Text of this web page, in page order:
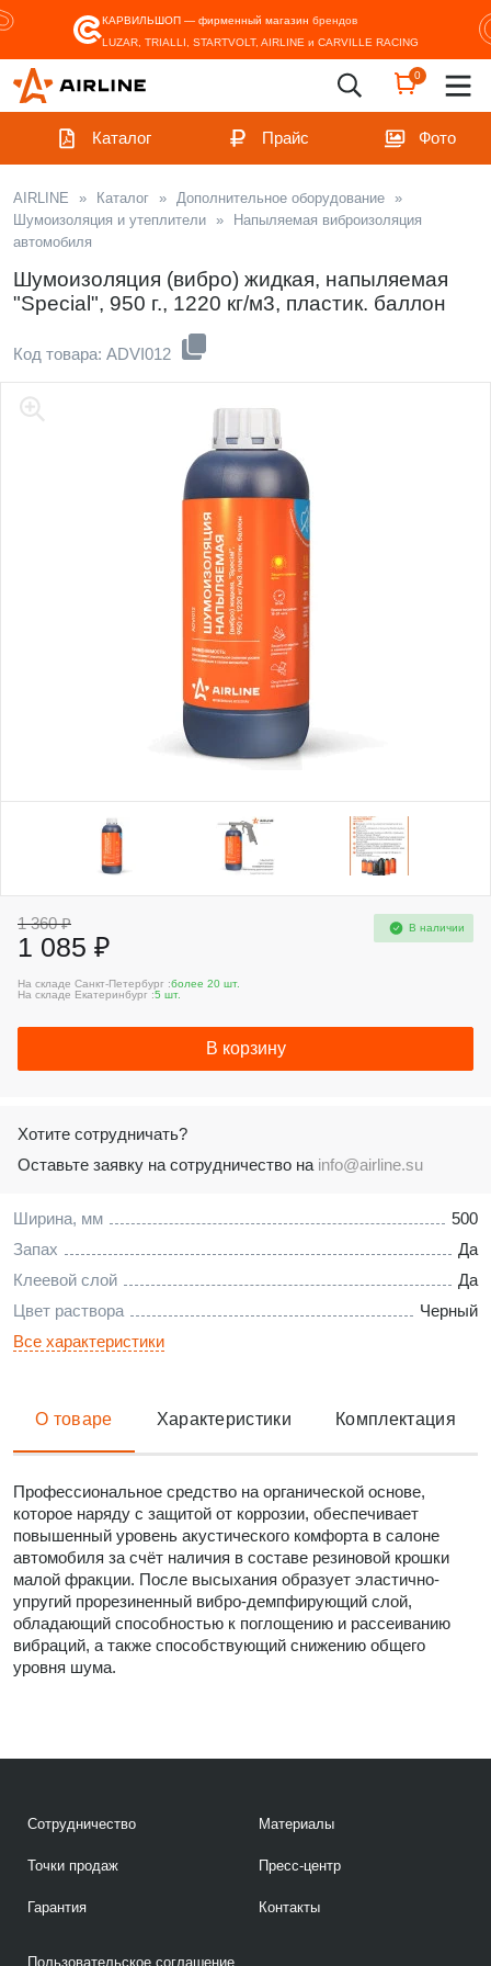
КАРВИЛЬШОП — фирменный магазин брендов
LUZAR, TRIALLI, STARTVOLT, AIRLINE и CARVILLE RACING
0
Каталог Прайс Фото
AIRLINE » Каталог » Дополнительное оборудование »
Шумоизоляция и утеплители »
Напыляемая виброизоляция
автомобиля
Шумоизоляция (вибро) жидкая, напыляемая
"Special", 950 г., 1220 кг/м3, пластик. баллон
Код товара: ADVI012
Ширина, мм
500
Запах
Да
Клеевой слой
Да
Цвет раствора
Черный
Все характеристики
1 360 ₽
1 085 ₽
В наличии
На складе Санкт-Петербург :более 20 шт.
На складе Екатеринбург :5 шт.
В корзину
Хотите сотрудничать?
Оставьте заявку на сотрудничество на info@airline.su
О товаре Характеристики Комплектация
Профессиональное средство на органической основе,
которое наряду с защитой от коррозии, обеспечивает
повышенный уровень акустического комфорта в салоне
автомобиля за счёт наличия в составе резиновой крошки
малой фракции. После высыхания образует эластично-
упругий прорезиненный вибро-демпфирующий слой,
обладающий способностью к поглощению и рассеиванию
вибраций, а также способствующий снижению общего
уровня шума.
Сотрудничество
Точки продаж
Гарантия
Материалы
Пресс-центр
Контакты
Пользовательское соглашение